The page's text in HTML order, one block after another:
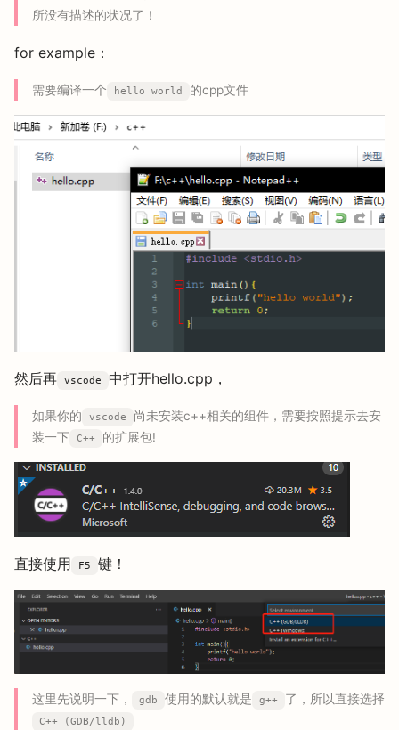
所没有描述的状况了！
for example：
需要编译一个 hello world 的cpp文件
然后再 vscode 中打开hello.cpp，
如果你的 vscode
尚未安装c++相关的组件，需要按照提示去安
装一下
C++ 的扩展包!
直接使用 F5 键！
这里先说明一下， gdb 使用的默认就是 g++ 了，所以直接选择
C++ (GDB/lldb)